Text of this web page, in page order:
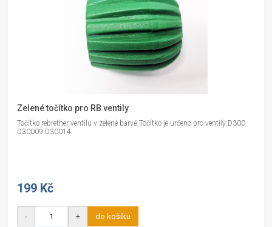
Zelené točítko pro RB ventily
Točítko rebrether ventilu v zelené barvě Točítko je určeno pro ventily:D300
D30009 D30014
199 Kč
- + do košíku